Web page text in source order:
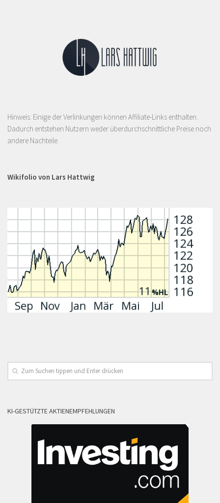
Hinweis: Einige der Verlinkungen können Affiliate-Links enthalten.
Dadurch entstehen Nutzern weder überdurchschnittliche Preise noch
andere Nachteile.
Wikifolio von Lars Hattwig
KI-GESTÜTZTE AKTIENEMPFEHLUNGEN